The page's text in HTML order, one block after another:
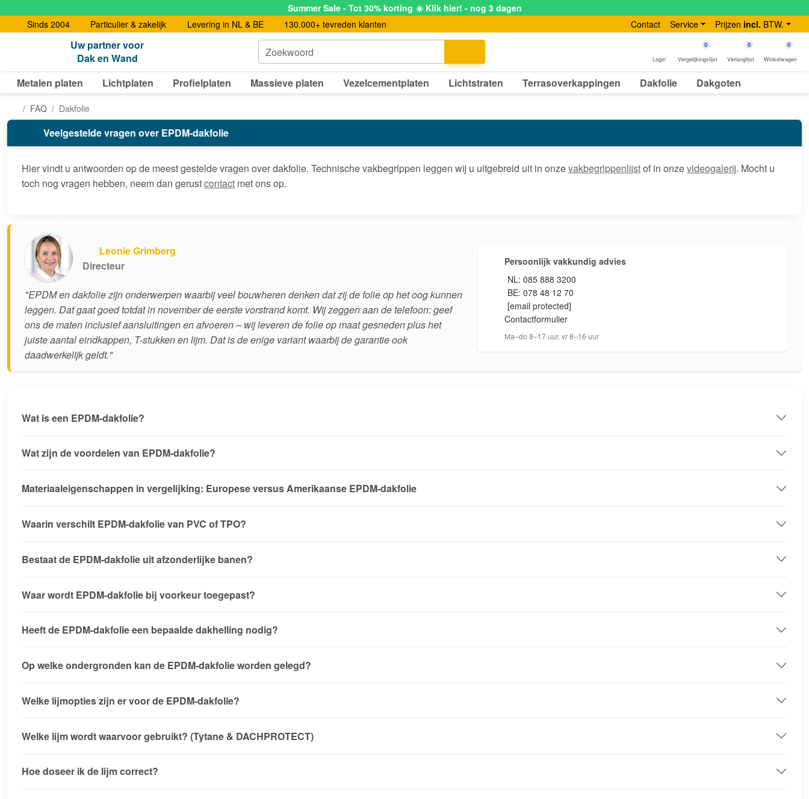
Summer Sale - Tot 30% korting ☀️ Klik hier! - nog 3 dagen
Sinds 2004
Particulier & zakelijk Levering in NL & BE 130.000+ tevreden klanten Contact Service Prijzen incl. BTW.
Uw partner voor
Dak en Wand
Zoekwoord
Login
0
Vergelijkingslijst
0
Verlanglijst
0
Winkelwagen
Metalen platen Lichtplaten Profielplaten Massieve platen Vezelcementplaten Lichtstraten Terrasoverkappingen Dakfolie Dakgoten
FAQ Dakfolie
Veelgestelde vragen over EPDM-dakfolie
Hier vindt u antwoorden op de meest gestelde vragen over dakfolie. Technische vakbegrippen leggen wij u uitgebreid uit in onzevakbegrippenlijstof in onzevideogalerij. Mocht u
toch nog vragen hebben, neem dan gerustcontact met ons op.
Leonie Grimberg
Directeur
"EPDM en dakfolie zijn onderwerpen waarbij veel bouwheren denken dat zij de folie op het oog kunnen
leggen. Dat gaat goed totdat in november de eerste vorstrand komt. Wij zeggen aan de telefoon: geef
ons de maten inclusief aansluitingen en afvoeren – wij leveren de folie op maat gesneden plus het
juiste aantal eindkappen, T-stukken en lijm. Dat is de enige variant waarbij de garantie ook
daadwerkelijk geldt."
Persoonlijk vakkundig advies
NL: 085 888 3200
BE: 078 48 12 70
[email protected]
Contactformulier
Ma–do 8–17 uur, vr 8–16 uur
Wat is een EPDM-dakfolie?
Wat zijn de voordelen van EPDM-dakfolie?
Materiaaleigenschappen in vergelijking: Europese versus Amerikaanse EPDM-dakfolie
Waarin verschilt EPDM-dakfolie van PVC of TPO?
Bestaat de EPDM-dakfolie uit afzonderlijke banen?
Waar wordt EPDM-dakfolie bij voorkeur toegepast?
Heeft de EPDM-dakfolie een bepaalde dakhelling nodig?
Op welke ondergronden kan de EPDM-dakfolie worden gelegd?
Welke lijmopties zijn er voor de EPDM-dakfolie?
Welke lijm wordt waarvoor gebruikt? (Tytane & DACHPROTECT)
Hoe doseer ik de lijm correct?